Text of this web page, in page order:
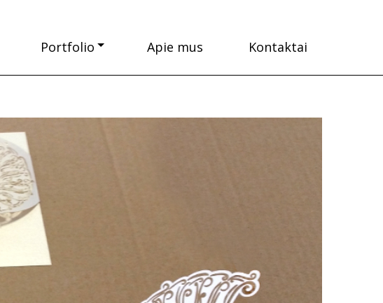
Portfolio Apie mus Kontaktai